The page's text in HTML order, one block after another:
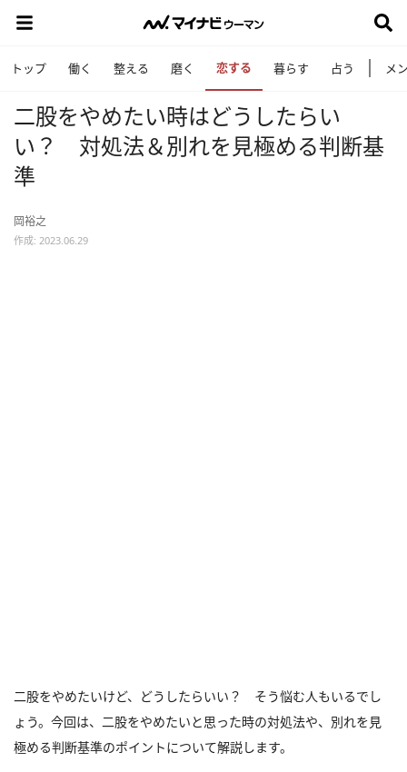
トップ 働く 整える 磨く 恋する 暮らす 占う メ
二股をやめたい時はどうしたらい
い？ 対処法＆別れを見極める判断基
準
岡裕之
作成: 2023.06.29
二股をやめたいけど、どうしたらいい？ そう悩む人もいるでし
ょう。今回は、二股をやめたいと思った時の対処法や、別れを見
極める判断基準のポイントについて解説します。